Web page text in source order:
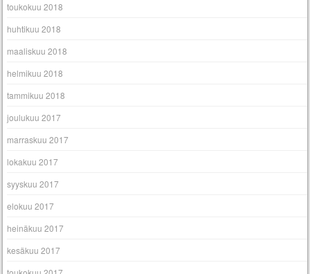
toukokuu 2018
huhtikuu 2018
maaliskuu 2018
helmikuu 2018
tammikuu 2018
joulukuu 2017
marraskuu 2017
lokakuu 2017
syyskuu 2017
elokuu 2017
heinäkuu 2017
kesäkuu 2017